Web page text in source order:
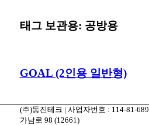
태그 보관용: 공방용
GOAL (2인용 일반형)
(주)동진테크 | 사업자번호 : 114-81-
가남로 98 (12661)